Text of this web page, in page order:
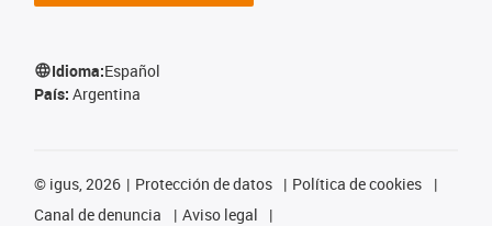
Idioma:Español
País: Argentina
© igus, 2026 Protección de datos
Política de cookies
Canal de denuncia
Aviso legal